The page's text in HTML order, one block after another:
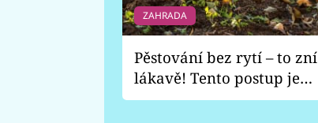
ZAHRADA
Pěstování bez rytí – to zní
lákavě! Tento postup je
vhodný jen pro některé